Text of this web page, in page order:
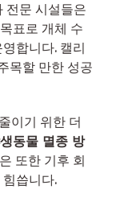
전문 시설들은
표로 개체 수
합니다. 캘리
목할 만한 성공
이기 위한 더
동물 멸종 방
또한 기후 회
씁니다.